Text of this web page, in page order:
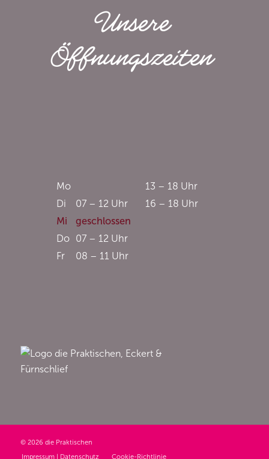
Unsere
Öffnungs­zeiten
Mo
13 – 18 Uhr
Di
07 – 12 Uhr
16 – 18 Uhr
Mi
geschlossen
Do
07 – 12 Uhr
Fr
08 – 11 Uhr
© 2026 die Praktischen
Impressum | Datenschutz
Cookie-Richtlinie